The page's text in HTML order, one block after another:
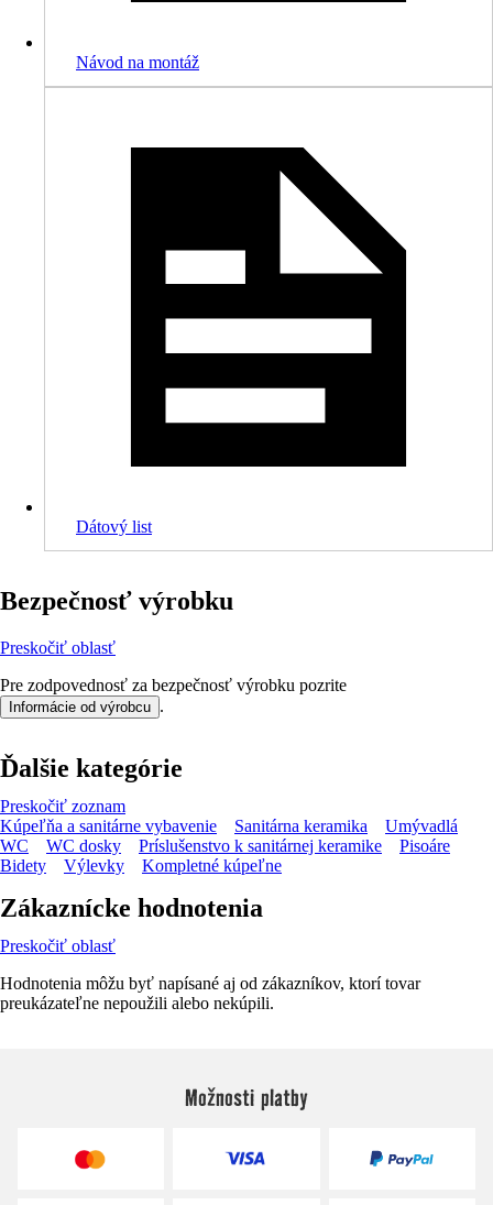
Návod na montáž
Dátový list
Bezpečnosť výrobku
Preskočiť oblasť
Pre zodpovednosť za bezpečnosť výrobku pozrite
Informácie od výrobcu .
Ďalšie kategórie
Preskočiť zoznam
Kúpeľňa a sanitárne vybavenie
Sanitárna keramika
Umývadlá
WC
WC dosky Príslušenstvo k sanitárnej keramike
Pisoáre
Bidety
Výlevky Kompletné kúpeľne
Zákaznícke hodnotenia
Preskočiť oblasť
Hodnotenia môžu byť napísané aj od zákazníkov, ktorí tovar
preukázateľne nepoužili alebo nekúpili.
Možnosti platby